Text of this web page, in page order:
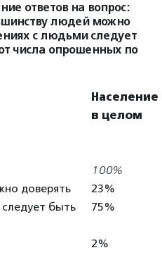
ответов на вопрос:
людей можно
с людьми следует
числа опрошенных по
Население
в целом
100%
доверять
23%
быть
75%
2%